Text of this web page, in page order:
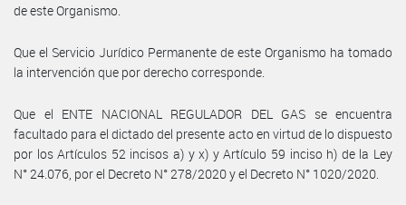
de este Organismo.
Que el Servicio Jurídico Permanente de este Organismo ha tomado
la intervención que por derecho corresponde.
Que el ENTE NACIONAL REGULADOR DEL GAS se encuentra
facultado para el dictado del presente acto en virtud de lo dispuesto
por los Artículos 52 incisos a) y x) y Artículo 59 inciso h) de la Ley
N° 24.076, por el Decreto N° 278/2020 y el Decreto N° 1020/2020.